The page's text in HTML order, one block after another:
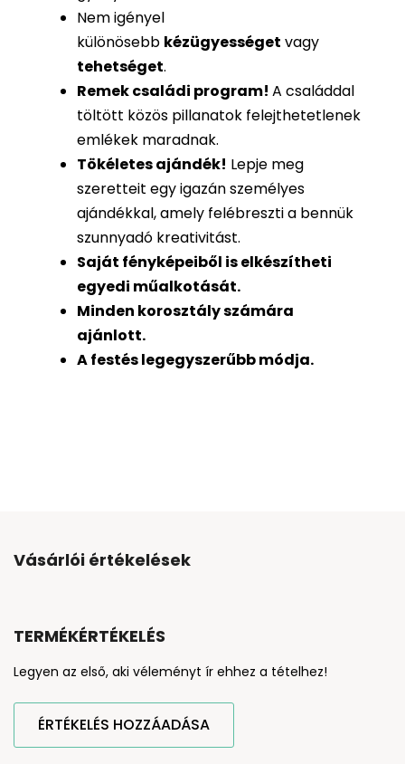
Nem igényel
különösebb kézügyességet vagy
tehetséget.
Remek családi program! A családdal
töltött közös pillanatok felejthetetlenek
emlékek maradnak.
Tökéletes ajándék! Lepje meg
szeretteit egy igazán személyes
ajándékkal, amely felébreszti a bennük
szunnyadó kreativitást.
Saját fényképeiből iselkészítheti
egyedi műalkotását.
Minden korosztály számára
ajánlott.
A festés legegyszerűbb módja.
Vásárlói értékelések
TERMÉKÉRTÉKELÉS
Legyen az első, aki véleményt ír ehhez a tételhez!
ÉRTÉKELÉS HOZZÁADÁSA